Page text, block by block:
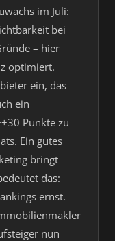
im Juli:
bei
– hier
optimiert.
ein, das
ein
Punkte zu
Ein gutes
bringt
das:
ernst.
nun